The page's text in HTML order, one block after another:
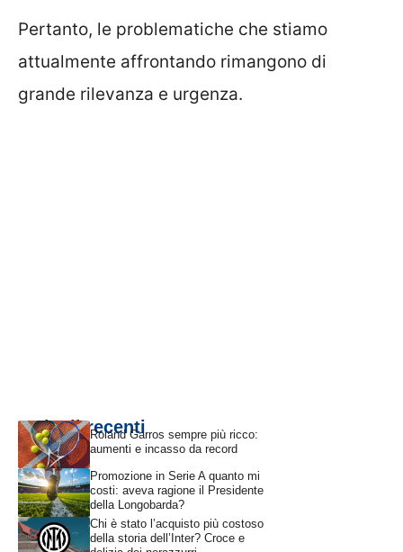
Pertanto, le problematiche che stiamo
attualmente affrontando rimangono di
grande rilevanza e urgenza.
Articoli recentiRoland Garros sempre più ricco:
aumenti e incasso da record
Promozione in Serie A quanto mi
costi: aveva ragione il Presidente
della Longobarda?
Chi è stato l’acquisto più costoso
della storia dell’Inter? Croce e